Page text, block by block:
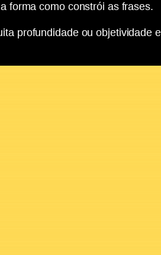
forma como constrói as frases.
profundidade ou objetividade